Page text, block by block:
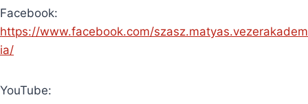
Facebook:
https://www.facebook.com/szasz.matyas.vezerakadem
ia/
YouTube: